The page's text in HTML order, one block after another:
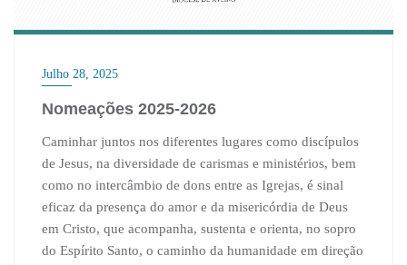
Julho 28, 2025
Nomeações 2025-2026
Caminhar juntos nos diferentes lugares como discípulos
de Jesus, na diversidade de carismas e ministérios, bem
como no intercâmbio de dons entre as Igrejas, é sinal
eficaz da presença do amor e da misericórdia de Deus
em Cristo, que acompanha, sustenta e orienta, no sopro
do Espírito Santo, o caminho da humanidade em direção